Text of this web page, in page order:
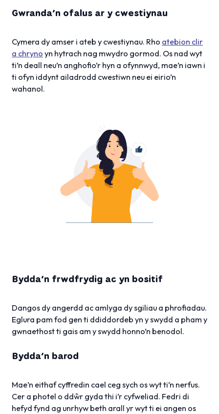
Gwranda’n ofalus ar y cwestiynau
Cymera dy amser i ateb y cwestiynau. Rho atebion clir
a chryno yn hytrach nag mwydro gormod. Os nad wyt
ti’n deall neu’n anghofio’r hyn a ofynnwyd, mae’n iawn i
ti ofyn iddynt ailadrodd cwestiwn neu ei eirio’n
wahanol.
Bydda’n frwdfrydig ac yn bositif
Dangos dy angerdd ac amlyga dy sgiliau a phrofiadau.
Eglura pam fod gen ti ddiddordeb yn y swydd a pham y
gwnaethost ti gais am y swydd honno’n benodol.
Bydda’n barod
Mae’n eithaf cyffredin cael ceg sych os wyt ti’n nerfus.
Cer a photel o ddŵr gyda thi i’r cyfweliad. Fedri di
hefyd fynd ag unrhyw beth arall yr wyt ti ei angen os